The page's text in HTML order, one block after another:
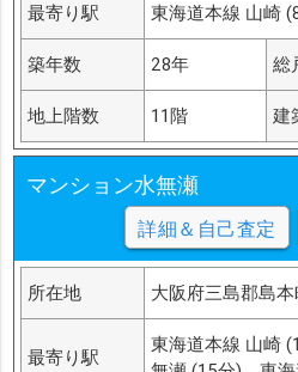
最寄り駅 東海道本線 山崎
築年数 28年 総
地上階数 11階 建
マンション水無瀬
詳細＆自己査定
所在地 大阪府三島郡島
最寄り駅
東海道本線 山崎